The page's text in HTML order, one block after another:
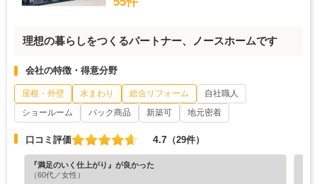
理想の暮らしをつくるパートナー、ノースホームです
会社の特徴・得意分野
屋根・外壁 水まわり 総合リフォーム
自社職人
ショールーム
パック商品 新築可 地元密着
口コミ評価 4.7 （29件）
『満足のいく仕上がり』が良かった
（60代／女性）